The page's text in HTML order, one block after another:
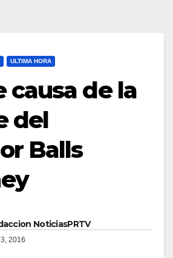
ULTIMA HORA
causa de la
del
Balls
NoticiasPRTV
2016